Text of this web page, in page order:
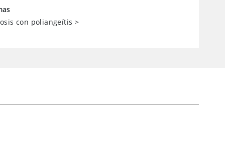
con poliangeítis >